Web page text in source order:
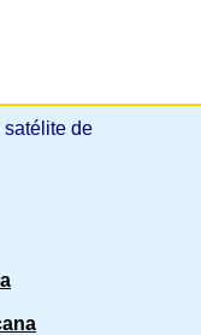
satélite de